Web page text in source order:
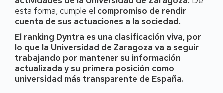
esta forma, cumple el compromiso de rendir
cuenta de sus actuaciones a la sociedad.
El ranking Dyntra es una clasificación viva, por
lo que la Universidad de Zaragoza va a seguir
trabajando por mantener su información
actualizada y su primera posición como
universidad más transparente de España.